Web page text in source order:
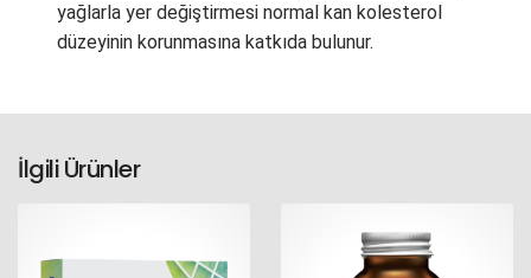
yağlarla yer değiştirmesi normal kan kolesterol
düzeyinin korunmasına katkıda bulunur.
İlgili Ürünler